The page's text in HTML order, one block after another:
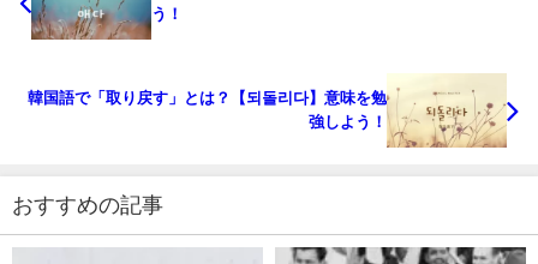
う！
韓国語で「取り戻す」とは？【되돌리다】意味を勉
強しよう！
おすすめの記事